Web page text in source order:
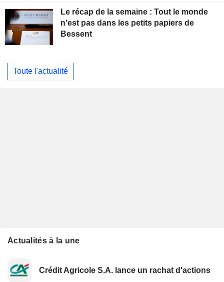
Le récap de la semaine : Tout le monde
n'est pas dans les petits papiers de
Bessent
Toute l'actualité
Actualités à la une
Crédit Agricole S.A. lance un rachat d'actions